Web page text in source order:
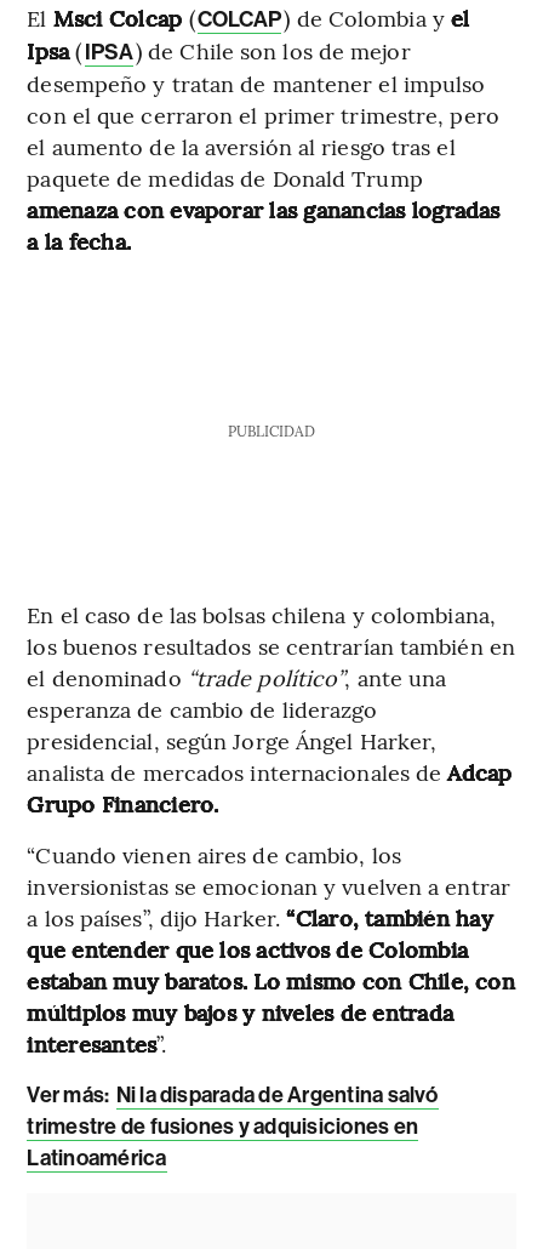
El Msci Colcap (COLCAP) de Colombia y el
Ipsa(IPSA) de Chile son los de mejor
desempeño y tratan de mantener el impulso
con el que cerraron el primer trimestre, pero
el aumento de la aversión al riesgo tras el
paquete de medidas de Donald Trump
amenaza con evaporar las ganancias logradas
a la fecha.
PUBLICIDAD
En el caso de las bolsas chilena y colombiana,
los buenos resultados se centrarían también en
el denominado “trade político”, ante una
esperanza de cambio de liderazgo
presidencial, según Jorge Ángel Harker,
analista de mercados internacionales deAdcap
Grupo Financiero.
“Cuando vienen aires de cambio, los
inversionistas se emocionan y vuelven a entrar
a los países”, dijo Harker. “Claro, también hay
que entender que los activos de Colombia
estaban muy baratos. Lo mismo con Chile, con
múltiplos muy bajos y niveles de entrada
interesantes”.
Ver más: Ni la disparada de Argentina salvó
trimestre de fusiones y adquisiciones en
Latinoamérica